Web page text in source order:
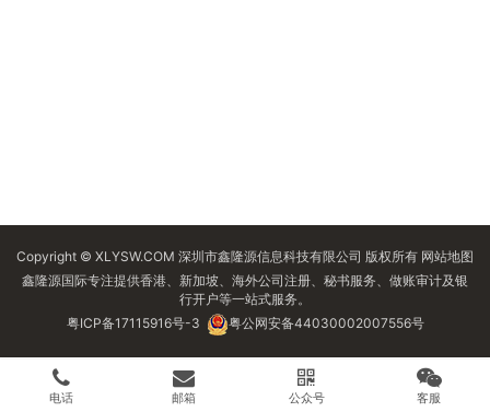
Copyright © XLYSW.COM 深圳市鑫隆源信息科技有限公司 版权所有 网站地图
鑫隆源国际专注提供香港、新加坡、海外公司注册、秘书服务、做账审计及银
行开户等一站式服务。
粤ICP备17115916号-3
粤公网安备44030002007556号
电话 邮箱 公众号 客服